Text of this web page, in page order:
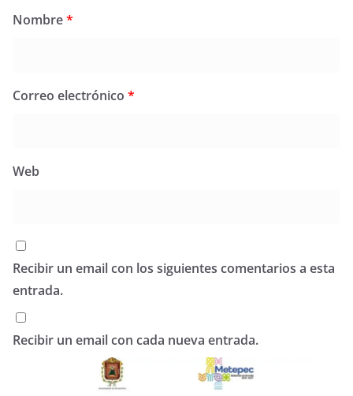
Nombre*
Correo electrónico *
Web
Recibir un email con los siguientes comentarios a esta
entrada.
Recibir un email con cada nueva entrada.